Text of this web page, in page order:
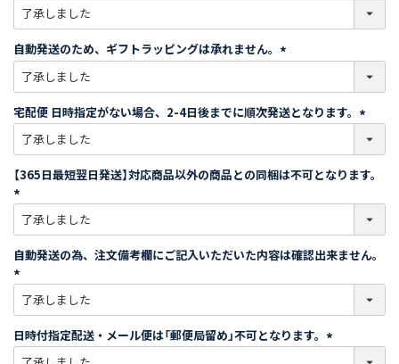
必
)
自動発送のため、ギフトラッピングは承れません。
必
須
)
宅配便 日時指定がない場合、2-4日後までに順次発送となります。
必
須
)
【365日最短翌日発送】対応商品以外の商品との同梱は不可となります。
必
須
)
自動発送の為、注文備考欄にご記入いただいた内容は確認出来ません。
必
須
)
日時付指定配送・メール便は「郵便局留め」不可となります。